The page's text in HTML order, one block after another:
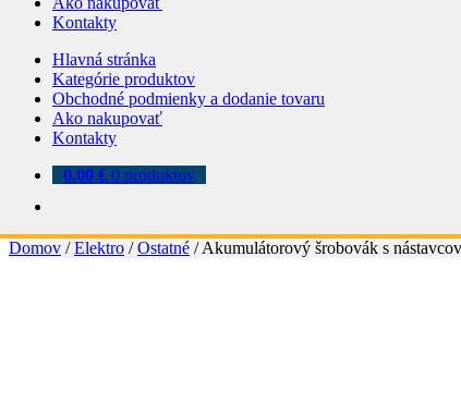
Kontakty
Hlavná stránka
Kategórie produktov
Obchodné podmienky a dodanie tovaru
Ako nakupovať
Kontakty
0.00 € 0 produktov
Domov /Elektro /Ostatné /Akumulátorový šrobovák s